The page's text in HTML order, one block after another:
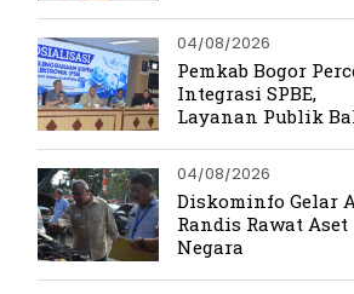
Pemerintahan
04/08/2026
Pemkab Bogor
Integrasi SPBE,
Layanan Publik
Terpadu
04/08/2026
Diskominfo Gelar
Randis Rawat Aset
Negara